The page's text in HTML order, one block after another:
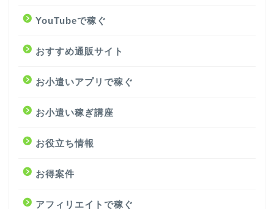
YouTubeで稼ぐ
おすすめ通販サイト
お小遣いアプリで稼ぐ
お小遣い稼ぎ講座
お役立ち情報
お得案件
アフィリエイトで稼ぐ